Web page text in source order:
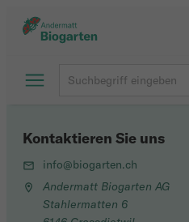
Kontaktieren Sie uns
info@biogarten.ch
Andermatt Biogarten AG
Stahlermatten 6